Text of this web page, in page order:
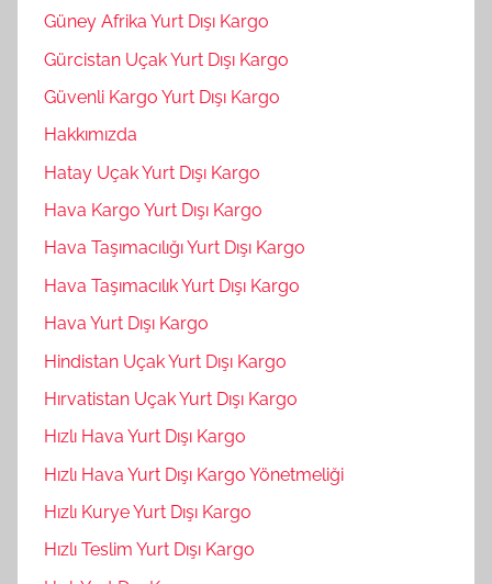
Güney Afrika Yurt Dışı Kargo
Gürcistan Uçak Yurt Dışı Kargo
Güvenli Kargo Yurt Dışı Kargo
Hakkımızda
Hatay Uçak Yurt Dışı Kargo
Hava Kargo Yurt Dışı Kargo
Hava Taşımacılığı Yurt Dışı Kargo
Hava Taşımacılık Yurt Dışı Kargo
Hava Yurt Dışı Kargo
Hindistan Uçak Yurt Dışı Kargo
Hırvatistan Uçak Yurt Dışı Kargo
Hızlı Hava Yurt Dışı Kargo
Hızlı Hava Yurt Dışı Kargo Yönetmeliği
Hızlı Kurye Yurt Dışı Kargo
Hızlı Teslim Yurt Dışı Kargo